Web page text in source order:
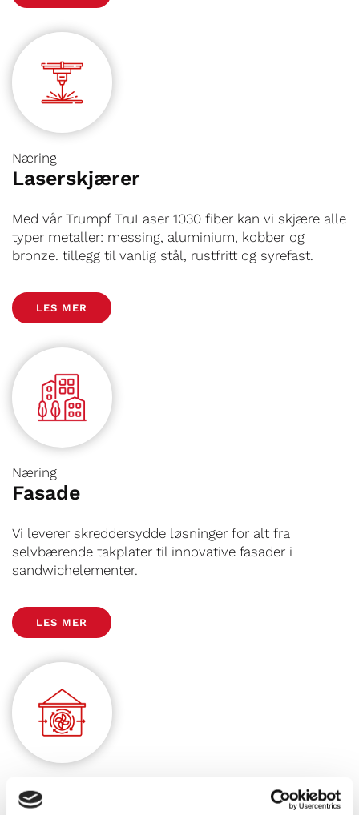
Næring
Laserskjærer
Med vår Trumpf TruLaser 1030 fiber kan vi skjære alle
typer metaller: messing, aluminium, kobber og
bronze. tillegg til vanlig stål, rustfritt og syrefast.
LES MER
Næring
Fasade
Vi leverer skreddersydde løsninger for alt fra
selvbærende takplater til innovative fasader i
sandwichelementer.
LES MER
Næring
Ventilasjon